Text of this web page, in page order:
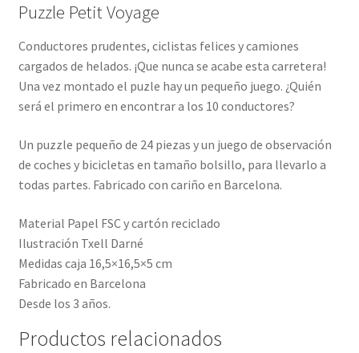
Puzzle Petit Voyage
Conductores prudentes, ciclistas felices y camiones
cargados de helados. ¡Que nunca se acabe esta carretera!
Una vez montado el puzle hay un pequeño juego. ¿Quién
será el primero en encontrar a los 10 conductores?
Un puzzle pequeño de 24 piezas y un juego de observación
de coches y bicicletas en tamaño bolsillo, para llevarlo a
todas partes. Fabricado con cariño en Barcelona.
Material Papel FSC y cartón reciclado
Ilustración Txell Darné
Medidas caja 16,5×16,5×5 cm
Fabricado en Barcelona
Desde los 3 años.
Productos relacionados